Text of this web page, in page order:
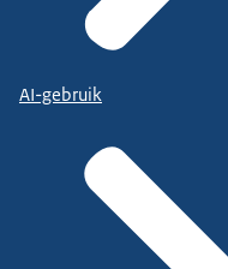
AI-gebruik